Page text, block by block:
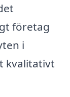
företag
i
kvalitativt